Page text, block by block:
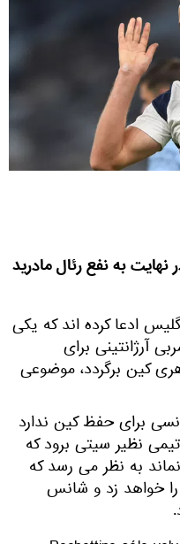
به نفع رئال مادرید
ادعا کرده اند که یکی
آرژانتینی برای
کین برگردد، موضوعی
برای حفظ کین ندارد
نظیر سیتی برود که
نماند به نظر می رسد که
خواهد زد و شانس